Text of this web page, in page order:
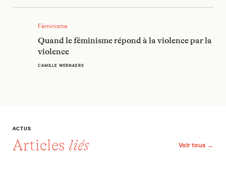
Féminisme
Quand le féminisme répond à la violence par la
violence
CAMILLE WERNAERS
ACTUS
Articles liés Voir tous →